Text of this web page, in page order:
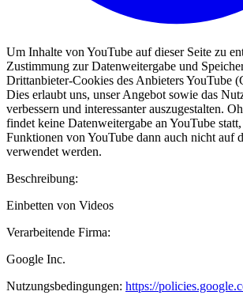
Um Inhalte von YouTube auf dieser Seite zu
Zustimmung zur Datenweitergabe und
Drittanbieter-Cookies des Anbieters YouTube
Dies erlaubt uns, unser Angebot sowie das
verbessern und interessanter auszugestalten.
findet keine Datenweitergabe an YouTube
Funktionen von YouTube dann auch nicht auf
verwendet werden.
Beschreibung:
Einbetten von Videos
Verarbeitende Firma:
Google Inc.
Nutzungsbedingungen: https://